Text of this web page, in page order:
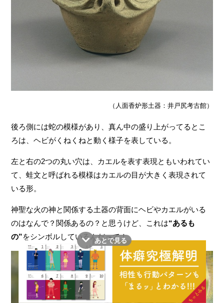
（人面香炉形土器：井戸尻考古館）
後ろ側には蛇の模様があり、真ん中の盛り上がってるとこ
ろは、ヘビがくねくねと動く様子を表している。
左と右の2つの丸い穴は、カエルを表す表現ともいわれてい
て、蛙文と呼ばれる模様はカエルの目が大きく表現されて
いる形。
神聖な火の神と関係する土器の背面にヘビやカエルがいる
のはなんで？関係あるの？と思うけど、これは“あるも
の”をシンボルしているんだって！
あとで見る